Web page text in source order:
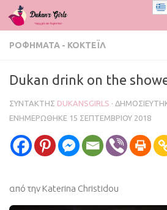
Skip to content
ΡΟΦΉΜΑΤΑ - ΚΟΚΤΈΙΛ
Dukan drink on the
ΣΥΝΤΆΚΤΗΣ DUKANSGIRLS ·
ΕΝΗΜΕΡΏΘΗΚΕ 15 ΣΕΠΤΕΜΒΡΊΟΥ 2018
από την Katerina Christidou